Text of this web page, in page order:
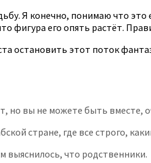
Я конечно, понимаю что
фигура его опять растёт.
остановить этот поток
но вы не можете быть вместе,
стране, где все строго,
выяснилось, что родственники.